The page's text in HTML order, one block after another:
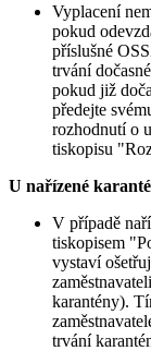
Vyplacení
pokud
příslušné
trvání
pokud již
předejte
rozhodnutí o
tiskopisu
U nařízené
V případě
tiskopisem
vystaví
karantény).
trvání